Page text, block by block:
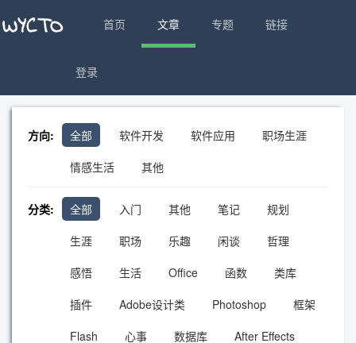
首页 文章 专题 链接
登录
方向: 全部 软件开发 软件应用
职场生涯
情感生活
其他
分类: 全部 入门 其他 笔记
规划
生涯
职场 乐趣 闲谈
哲理
感悟
生活 Office 函数
类库
插件
Adobe设计类 Photoshop
框架
Flash
心事 数据库
After Effects